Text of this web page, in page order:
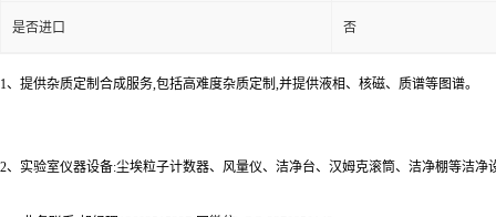
是否进口 否
1、提供杂质定制合成服务,包括高难度杂质定制,并提供液相、核磁、质谱等图谱。
2、实验室仪器设备:尘埃粒子计数器、风量仪、洁净台、汉姆克滚筒、洁净棚等洁